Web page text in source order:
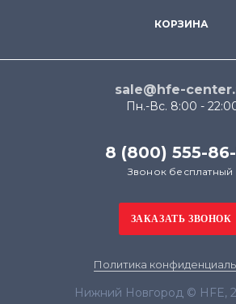
КОРЗИНА
sale@hfe-
Пн.-Вс. 8:00 -
8 (800) 555-
Звонок бесплатный
Политика
Нижний Новгород © HFE,